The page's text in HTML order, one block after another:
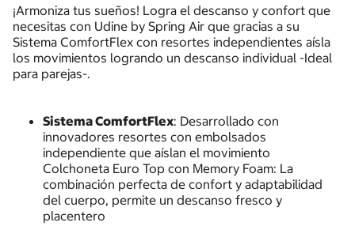
¡Armoniza tus sueños! Logra el descanso y confort que
necesitas con Udine by Spring Air que gracias a su
Sistema ComfortFlex con resortes independientes aísla
los movimientos logrando un descanso individual -Ideal
para parejas-.
Sistema ComfortFlex: Desarrollado con
innovadores resortes con embolsados
independiente que aíslan el movimiento
Colchoneta Euro Top con Memory Foam: La
combinación perfecta de confort y adaptabilidad
del cuerpo, permite un descanso fresco y
placentero